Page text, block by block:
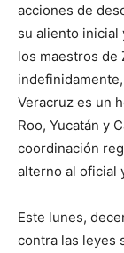
acciones de
su aliento inicial
los maestros de
Veracruz es un
Roo, Yucatán y
coordinación
alterno al oficial
Este lunes,
contra las leyes